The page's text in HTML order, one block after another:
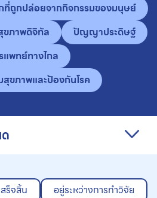
ที่ถูกปล่อยจากกิจกรรมของมนุษย์
ขภาพดิจิทัล
ปัญญาประดิษฐ์
แพทย์ทางไกล
สุขภาพและป้องกันโรค
ร็จสิ้น อยู่ระหว่างการทำวิจัย